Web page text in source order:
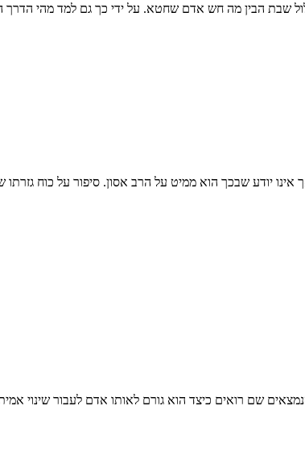
שבת הבין מה חש אדם שחטא. על ידי כך גם למד מהי הדרך
יודע שבכך הוא ממיט על הרב אסון. סיפור על כוח גזרתו
שם רואים כיצד הוא גורם לאותו אדם לעבור שינוי